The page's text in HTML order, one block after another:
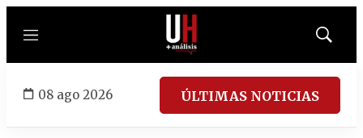
Menú
Mostrar
08 ago 2026 ÚLTIMAS NOTICIAS